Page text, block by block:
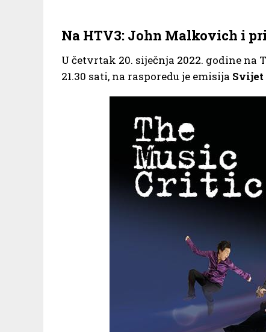
Na HTV3: John Malkovich i
U četvrtak 20. siječnja 2022. godine na
21.30 sati, na rasporedu je emisija